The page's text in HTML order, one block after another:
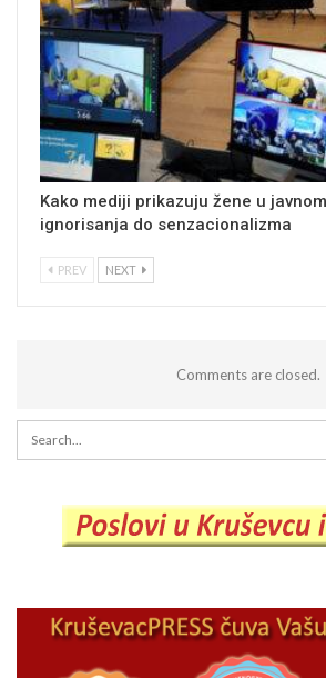
Kako mediji prikazuju žene u
ignorisanja do senzacionalizma
PREV NEXT
Comments are closed.